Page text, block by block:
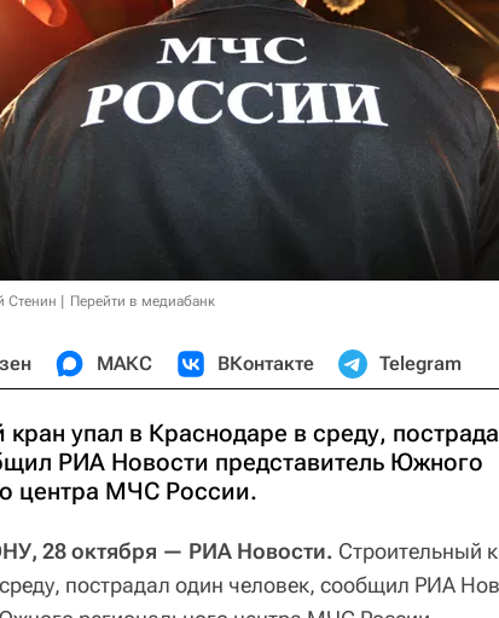
Стенин Перейти в медиабанк
МАКС ВКонтакте Telegram
кран упал в Краснодаре в среду,
РИА Новости представитель Южного
центра МЧС России.
28 октября — РИА Новости. Строительный
пострадал один человек, сообщил РИА